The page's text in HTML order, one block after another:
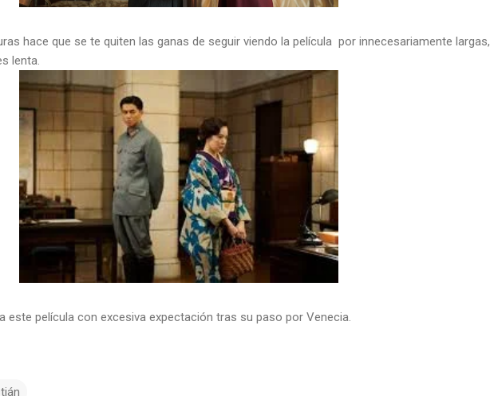
hace que se te quiten las ganas de seguir viendo la película por innecesariamente largas,
lenta.
este película con excesiva expectación tras su paso por Venecia.